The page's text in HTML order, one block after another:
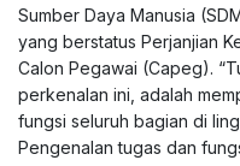
Sumber Daya Manusia
yang berstatus Perjanjian
Calon Pegawai (Capeg).
perkenalan ini, adalah
fungsi seluruh bagian di
Pengenalan tugas dan